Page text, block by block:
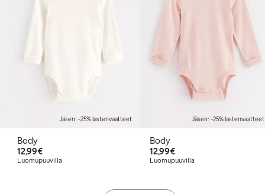
Jäsen: -25% lastenvaatteet
Body
12,99€12,99 €
Luomupuuvilla
Jäsen: -25% lastenvaatteet
Body
12,99€12,99 €
Luomupuuvilla